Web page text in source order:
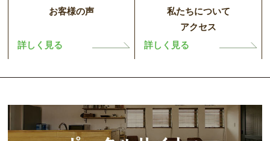
お客様の声
詳しく見る
私たちについて
アクセス
詳しく見る